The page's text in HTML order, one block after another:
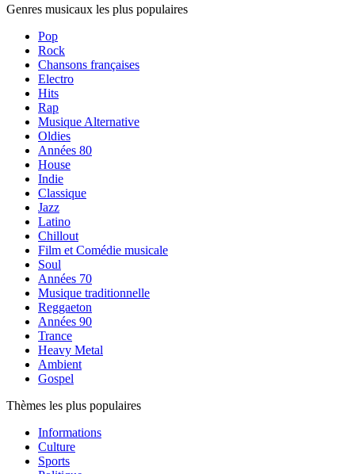
Genres musicaux les plus populaires
Pop
Rock
Chansons françaises
Electro
Hits
Rap
Musique Alternative
Oldies
Années 80
House
Indie
Classique
Jazz
Latino
Chillout
Film et Comédie musicale
Soul
Années 70
Musique traditionnelle
Reggaeton
Années 90
Trance
Heavy Metal
Ambient
Gospel
Thèmes les plus populaires
Informations
Culture
Sports